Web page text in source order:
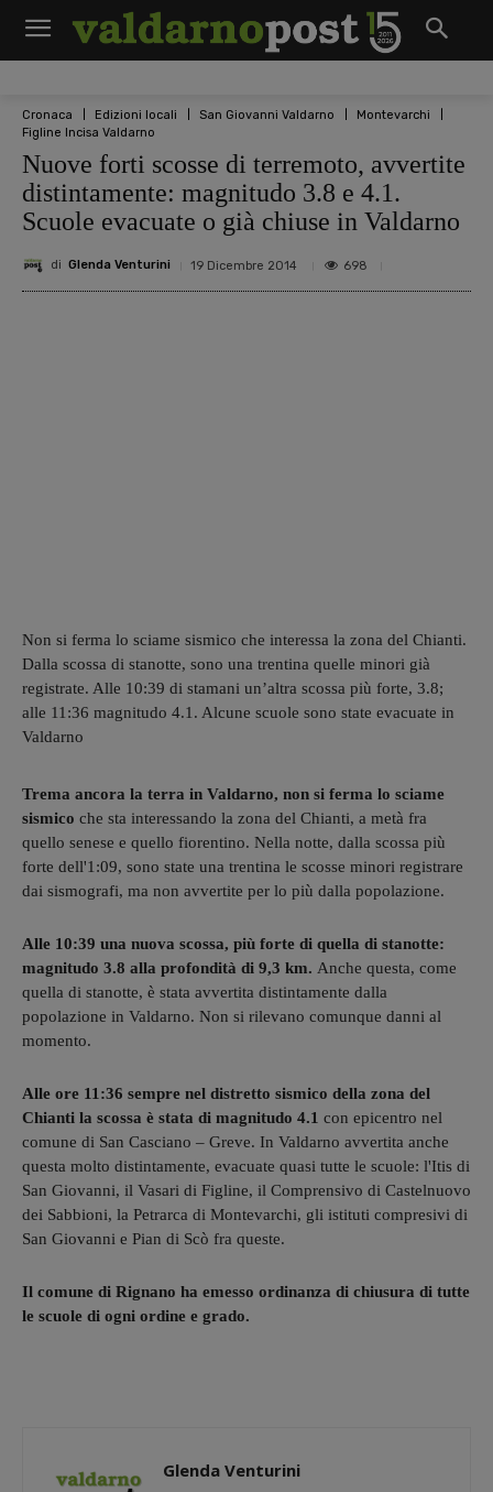
Cronaca Edizioni locali San Giovanni Valdarno
Montevarchi
Figline Incisa Valdarno
Nuove forti scosse di terremoto, avvertite
distintamente: magnitudo 3.8 e 4.1.
Scuole evacuate o già chiuse in Valdarno
di Glenda Venturini 19 Dicembre 2014 698
Non si ferma lo sciame sismico che interessa la zona del Chianti.
Dalla scossa di stanotte, sono una trentina quelle minori già
registrate. Alle 10:39 di stamani un’altra scossa più forte, 3.8;
alle 11:36 magnitudo 4.1. Alcune scuole sono state evacuate in
Valdarno
Trema ancora la terra in Valdarno, non si ferma lo sciame
sismico che sta interessando la zona del Chianti, a metà fra
quello senese e quello fiorentino. Nella notte, dalla scossa più
forte dell'1:09, sono state una trentina le scosse minori registrare
dai sismografi, ma non avvertite per lo più dalla popolazione.
Alle 10:39 una nuova scossa, più forte di quella di stanotte:
magnitudo 3.8 alla profondità di 9,3 km. Anche questa, come
quella di stanotte, è stata avvertita distintamente dalla
popolazione in Valdarno. Non si rilevano comunque danni al
momento.
Alle ore 11:36 sempre nel distretto sismico della zona del
Chianti la scossa è stata di magnitudo 4.1 con epicentro nel
comune di San Casciano – Greve. In Valdarno avvertita anche
questa molto distintamente, evacuate quasi tutte le scuole: l'Itis di
San Giovanni, il Vasari di Figline, il Comprensivo di Castelnuovo
dei Sabbioni, la Petrarca di Montevarchi, gli istituti compresivi di
San Giovanni e Pian di Scò fra queste.
Il comune di Rignano ha emesso ordinanza di chiusura di tutte
le scuole di ogni ordine e grado.
Glenda Venturini